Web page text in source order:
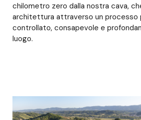
chilometro zero dalla nostra cava,
architettura attraverso un processo
controllato, consapevole e
luogo.